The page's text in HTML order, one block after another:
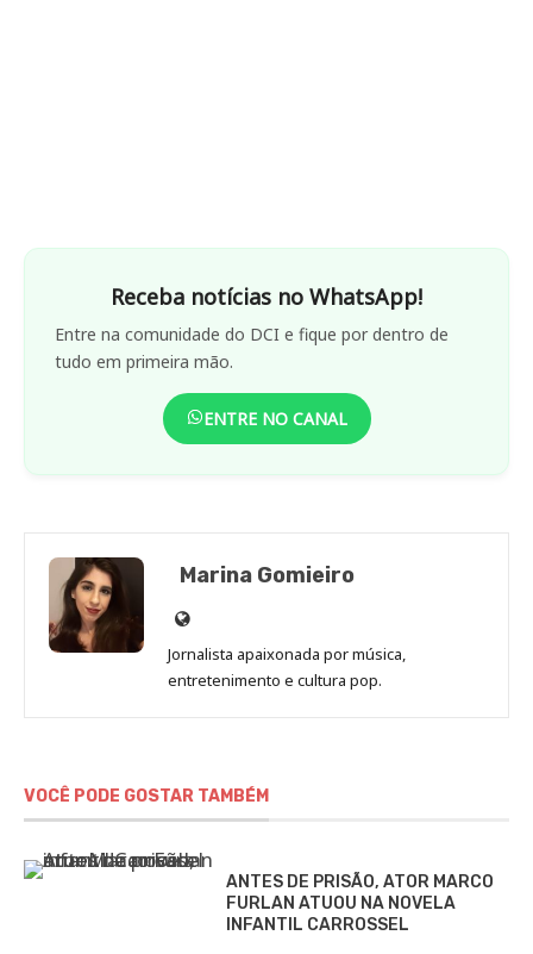
Receba notícias no WhatsApp!
Entre na comunidade do DCI e fique por dentro de
tudo em primeira mão.
ENTRE NO CANAL
Marina Gomieiro
Site
de
Marina
Jornalista apaixonada por música,
entretenimento e cultura pop.
VOCÊ PODE GOSTAR TAMBÉM
ANTES DE PRISÃO, ATOR MARCO
FURLAN ATUOU NA NOVELA
INFANTIL CARROSSEL